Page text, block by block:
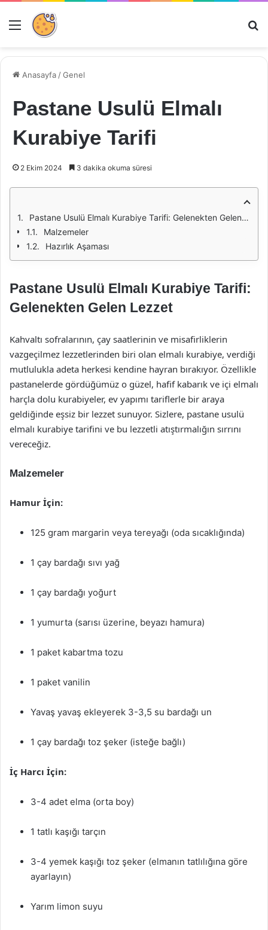
Menü
Anasayfa /Genel
Pastane Usulü Elmalı
Kurabiye Tarifi
2 Ekim 2024 3 dakika okuma süresi
Pastane Usulü Elmalı Kurabiye Tarifi: Gelenekten Gelen Lezzet
Malzemeler
Hazırlık Aşaması
Pastane Usulü Elmalı Kurabiye Tarifi:
Gelenekten Gelen Lezzet
Kahvaltı sofralarının, çay saatlerinin ve misafirliklerin
vazgeçilmez lezzetlerinden biri olan elmalı kurabiye, verdiği
mutlulukla adeta herkesi kendine hayran bırakıyor. Özellikle
pastanelerde gördüğümüz o güzel, hafif kabarık ve içi elmalı
harçla dolu kurabiyeler, ev yapımı tariflerle bir araya
geldiğinde eşsiz bir lezzet sunuyor. Sizlere, pastane usulü
elmalı kurabiye tarifini ve bu lezzetli atıştırmalığın sırrını
vereceğiz.
Malzemeler
Hamur İçin:
125 gram margarin veya tereyağı (oda sıcaklığında)
1 çay bardağı sıvı yağ
1 çay bardağı yoğurt
1 yumurta (sarısı üzerine, beyazı hamura)
1 paket kabartma tozu
1 paket vanilin
Yavaş yavaş ekleyerek 3-3,5 su bardağı un
1 çay bardağı toz şeker (isteğe bağlı)
İç Harcı İçin:
3-4 adet elma (orta boy)
1 tatlı kaşığı tarçın
3-4 yemek kaşığı toz şeker (elmanın tatlılığına göre
ayarlayın)
Yarım limon suyu